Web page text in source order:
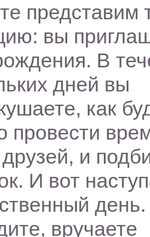
представим
вы
В
дней вы
как
провести
и
И вот
вручаете